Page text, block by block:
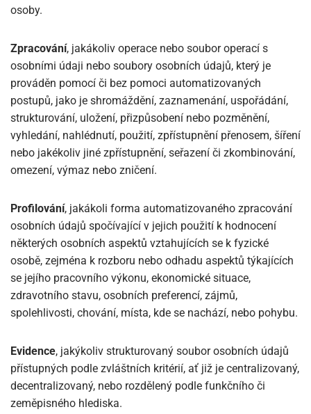
osoby.
Zpracování, jakákoliv operace nebo soubor operací s
osobními údaji nebo soubory osobních údajů, který je
prováděn pomocí či bez pomoci automatizovaných
postupů, jako je shromáždění, zaznamenání, uspořádání,
strukturování, uložení, přizpůsobení nebo pozměnění,
vyhledání, nahlédnutí, použití, zpřístupnění přenosem, šíření
nebo jakékoliv jiné zpřístupnění, seřazení či zkombinování,
omezení, výmaz nebo zničení.
Profilování, jakákoli forma automatizovaného zpracování
osobních údajů spočívající v jejich použití k hodnocení
některých osobních aspektů vztahujících se k fyzické
osobě, zejména k rozboru nebo odhadu aspektů týkajících
se jejího pracovního výkonu, ekonomické situace,
zdravotního stavu, osobních preferencí, zájmů,
spolehlivosti, chování, místa, kde se nachází, nebo pohybu.
Evidence, jakýkoliv strukturovaný soubor osobních údajů
přístupných podle zvláštních kritérií, ať již je centralizovaný,
decentralizovaný, nebo rozdělený podle funkčního či
zeměpisného hlediska.